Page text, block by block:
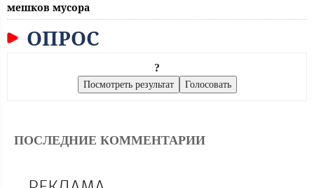
мешков мусора
ОПРОС
?
ПОСЛЕДНИЕ КОММЕНТАРИИ